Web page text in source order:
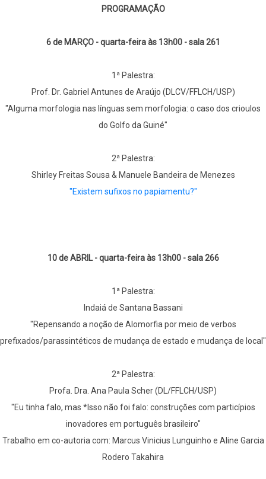
PROGRAMAÇÃO
6 de MARÇO - quarta-feira às 13h00 - sala 261
1ª Palestra:
Prof. Dr. Gabriel Antunes de Araújo (DLCV/FFLCH/USP)
"Alguma morfologia nas línguas sem morfologia: o caso dos crioulos
do Golfo da Guiné"
2ª Palestra:
Shirley Freitas Sousa & Manuele Bandeira de Menezes
"Existem sufixos no papiamentu?"
10 de ABRIL - quarta-feira às 13h00 - sala 266
1ª Palestra:
Indaiá de Santana Bassani
"Repensando a noção de Alomorfia por meio de verbos
prefixados/parassintéticos de mudança de estado e mudança de local"
2ª Palestra:
Profa. Dra. Ana Paula Scher (DL/FFLCH/USP)
"Eu tinha falo, mas *Isso não foi falo: construções com particípios
inovadores em português brasileiro"
Trabalho em co-autoria com: Marcus Vinicius Lunguinho e Aline Garcia
Rodero Takahira